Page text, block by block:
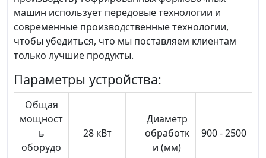
машин использует передовые технологии и
современные производственные технологии,
чтобы убедиться, что мы поставляем клиентам
только лучшие продукты.
Параметры устройства:
Общая
мощност
ь
оборудо
28 кВт
Диаметр
обработк
и (мм)
900 - 2500